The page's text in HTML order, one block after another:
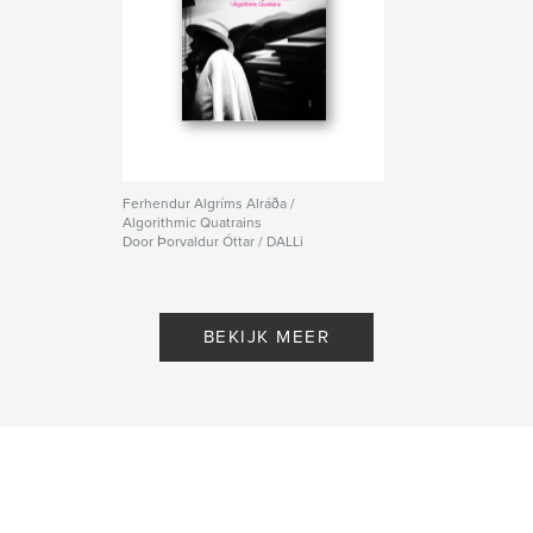
Ferhendur Algríms Alráða /
Algorithmic Quatrains
Door Þorvaldur Óttar / DALLi
BEKIJK MEER